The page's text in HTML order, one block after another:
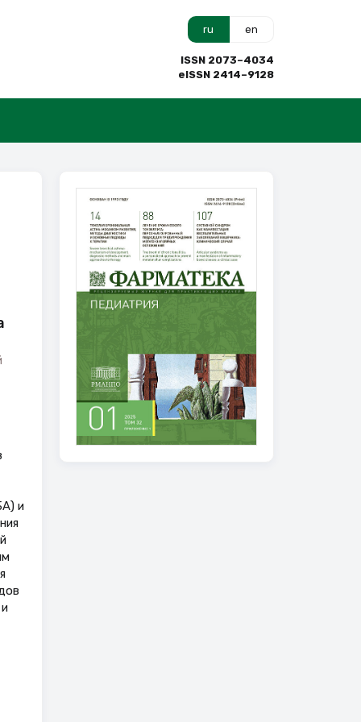
ru en
ISSN 2073–4034
eISSN 2414–9128
и